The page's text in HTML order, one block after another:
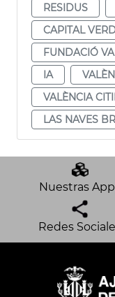
RESIDUS
CAPITAL
FUNDACIÓ
IA
VALÈNCIA
LAS NAVES
Nuestras
Redes